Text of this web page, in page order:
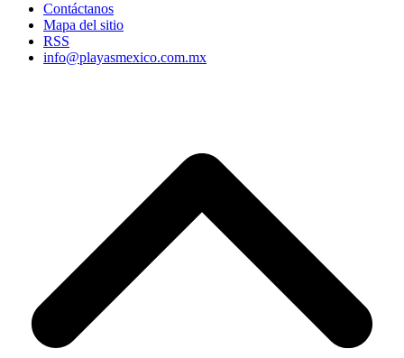
Contáctanos
Mapa del sitio
RSS
info@playasmexico.com.mx